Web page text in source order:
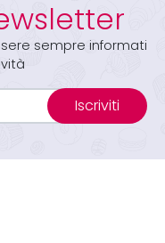
sempre informati
Iscriviti